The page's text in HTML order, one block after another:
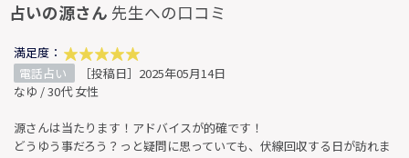
占いの源さん 先生への口コミ
満足度：
電話占い
［投稿日］2025年05月14日
なゆ / 30代 女性
源さんは当たります！アドバイスが的確です！
どうゆう事だろう？っと疑問に思っていても、伏線回収する日が訪れま